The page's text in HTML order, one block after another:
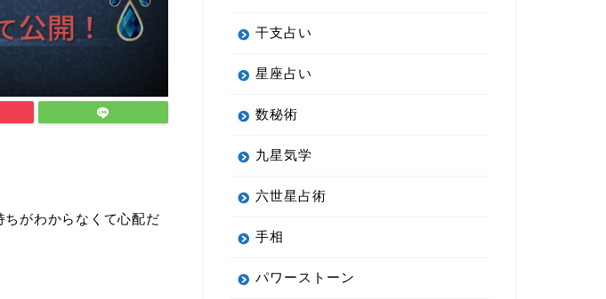
がわからなくて心配だ
干支占い
星座占い
数秘術
九星気学
六世星占術
手相
パワーストーン